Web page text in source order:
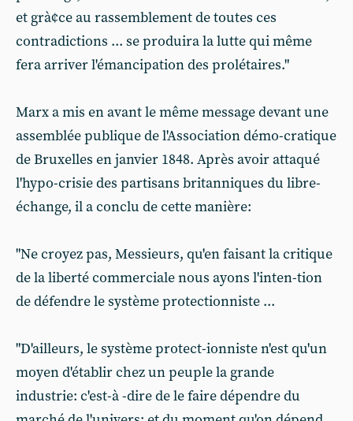
et grà¢ce au rassemblement de toutes ces
contradictions ... se produira la lutte qui même
fera arriver l'émancipation des prolétaires."
Marx a mis en avant le même message devant une
assemblée publique de l'Association démo-cratique
de Bruxelles en janvier 1848. Après avoir attaqué
l'hypo-crisie des partisans britanniques du libre-
échange, il a conclu de cette manière:
"Ne croyez pas, Messieurs, qu'en faisant la critique
de la liberté commerciale nous ayons l'inten-tion
de défendre le système protectionniste ...
"D'ailleurs, le système protect-ionniste n'est qu'un
moyen d'établir chez un peuple la grande
industrie: c'est-à -dire de le faire dépendre du